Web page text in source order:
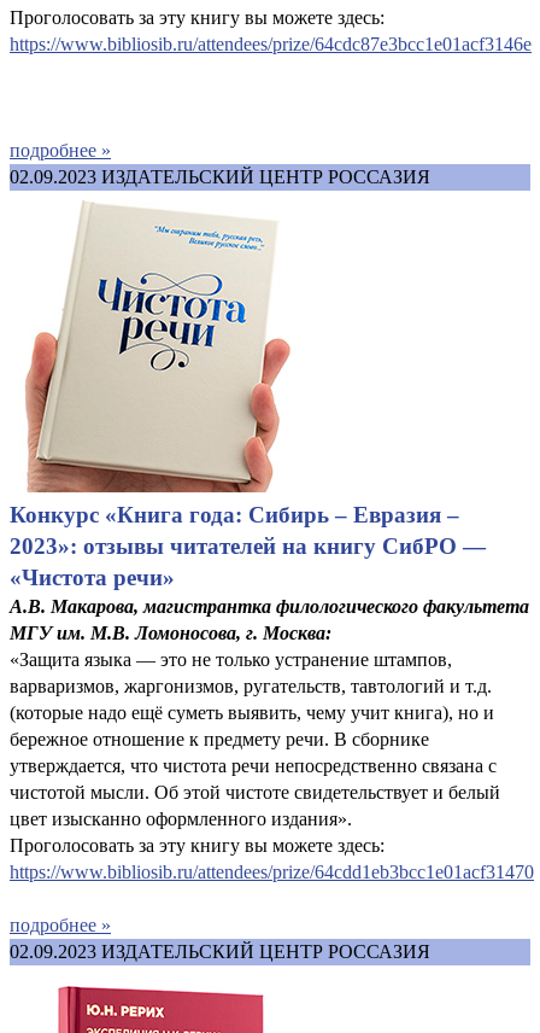
Проголосовать за эту книгу вы можете здесь:
https://www.bibliosib.ru/attendees/prize/64cdc87e3bcc1e01acf3146e
подробнее »
02.09.2023 ИЗДАТЕЛЬСКИЙ ЦЕНТР РОССАЗИЯ
Конкурс «Книга года: Сибирь – Евразия –
2023»: отзывы читателей на книгу СибРО —
«Чистота речи»
А.В. Макарова, магистрантка филологического факультета
МГУ им. М.В. Ломоносова, г. Москва:
«Защита языка — это не только устранение штампов,
варваризмов, жаргонизмов, ругательств, тавтологий и т.д.
(которые надо ещё суметь выявить, чему учит книга), но и
бережное отношение к предмету речи. В сборнике
утверждается, что чистота речи непосредственно связана с
чистотой мысли. Об этой чистоте свидетельствует и белый
цвет изысканно оформленного издания».
Проголосовать за эту книгу вы можете здесь:
https://www.bibliosib.ru/attendees/prize/64cdd1eb3bcc1e01acf31470
подробнее »
02.09.2023 ИЗДАТЕЛЬСКИЙ ЦЕНТР РОССАЗИЯ